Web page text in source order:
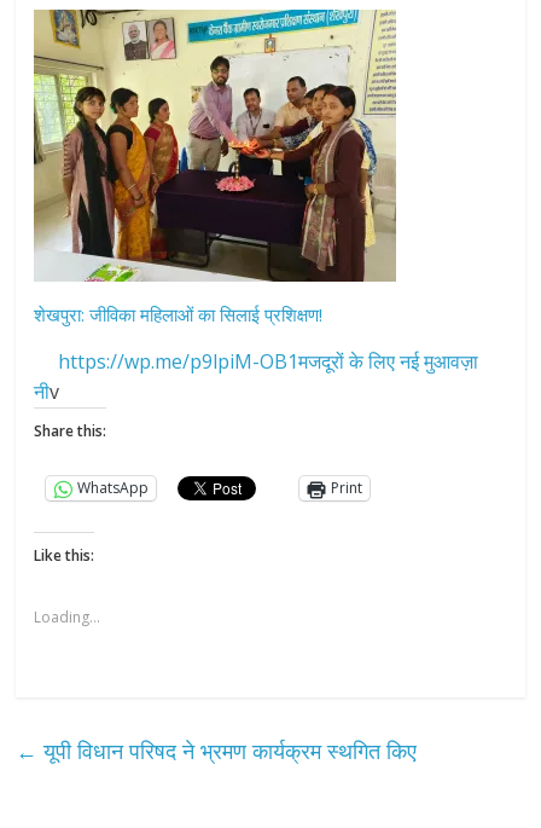
शेखपुरा: जीविका महिलाओं का सिलाई प्रशिक्षण!
https://wp.me/p9lpiM-OB1मजदूरों के लिए नई मुआवज़ा
नीv
Share this:
WhatsApp Print
Like this:
Loading...
← यूपी विधान परिषद ने भ्रमण कार्यक्रम स्थगित किए